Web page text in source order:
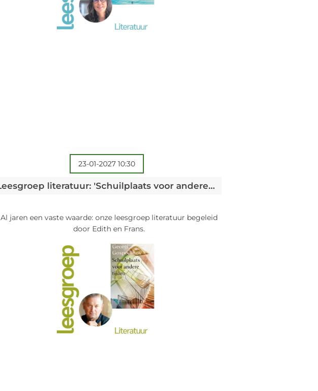
23-01-2027 10:30
Leesgroep literatuur: 'Schuilplaats voor andere tijden' Georgi Gospodinov
Al jaren een vaste waarde: onze leesgroep literatuur begeleid
door Edith en Frans.